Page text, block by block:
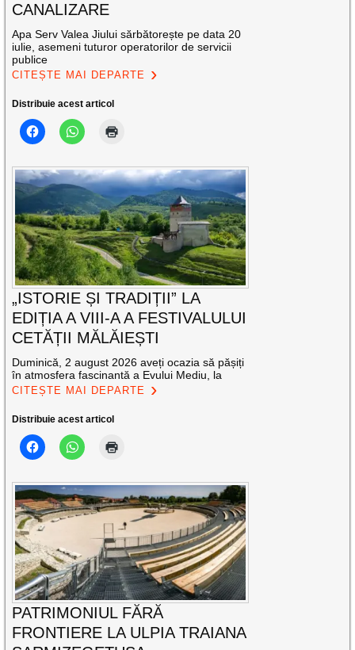
CANALIZARE
Apa Serv Valea Jiului sărbătorește pe data 20
iulie, asemeni tuturor operatorilor de servicii
publice
CITEȘTE MAI DEPARTE
Distribuie acest articol
„ISTORIE ȘI TRADIȚII” LA
EDIȚIA A VIII-A A FESTIVALULUI
CETĂȚII MĂLĂIEȘTI
Duminică, 2 august 2026 aveți ocazia să pășiți
în atmosfera fascinantă a Evului Mediu, la
CITEȘTE MAI DEPARTE
Distribuie acest articol
PATRIMONIUL FĂRĂ
FRONTIERE LA ULPIA TRAIANA